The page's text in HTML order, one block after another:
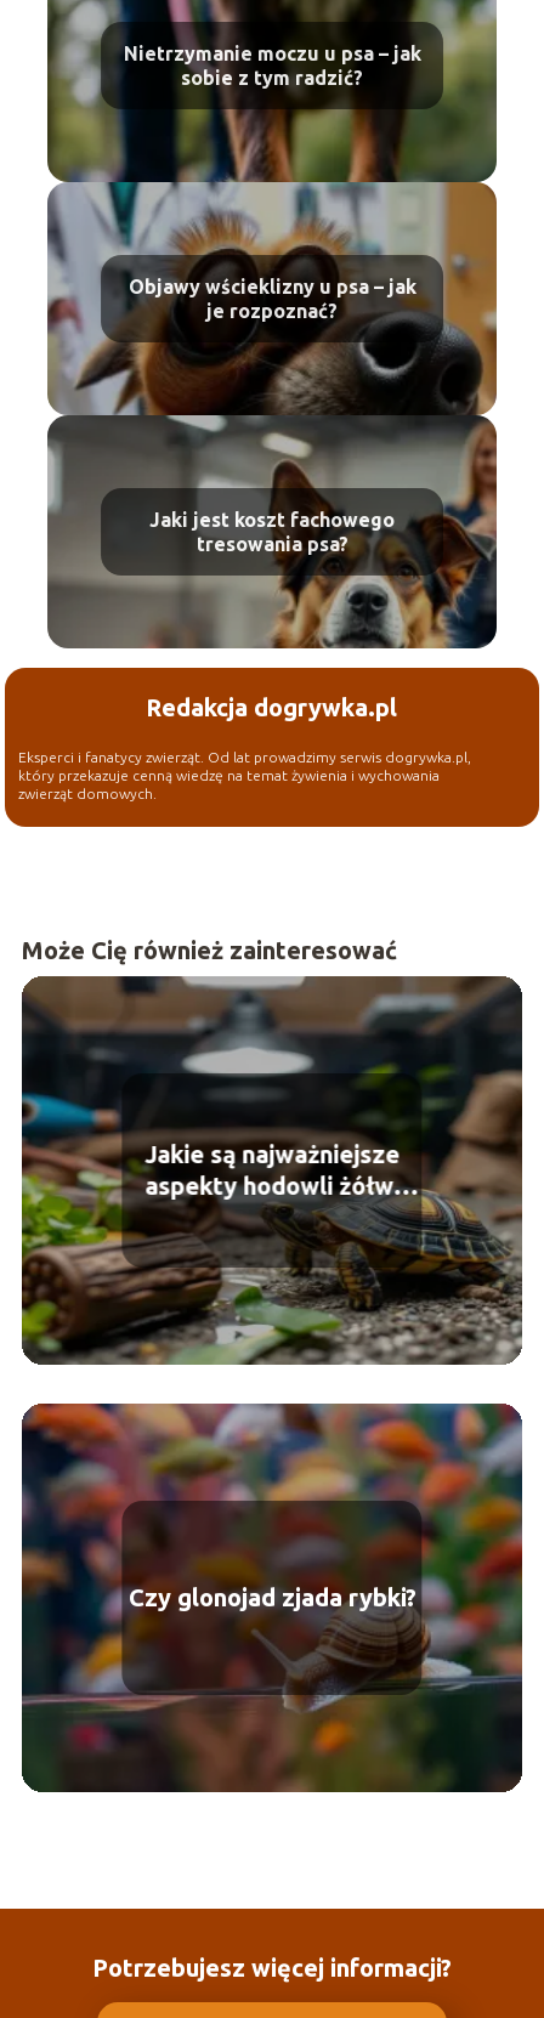
Nietrzymanie moczu u psa – jak
sobie z tym radzić?
Objawy wścieklizny u psa – jak
je rozpoznać?
Jaki jest koszt fachowego
tresowania psa?
Redakcja dogrywka.pl
Eksperci i fanatycy zwierząt. Od lat prowadzimy serwis dogrywka.pl,
który przekazuje cenną wiedzę na temat żywienia i wychowania
zwierząt domowych.
Może Cię również zainteresować
Jakie są najważniejsze
aspekty hodowli żółwi
domowych?
Czy glonojad zjada rybki?
Potrzebujesz więcej informacji?